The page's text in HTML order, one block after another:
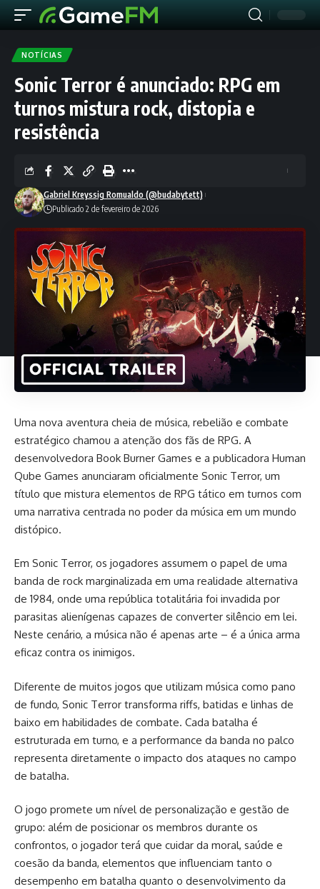
NOTÍCIAS
Sonic Terror é anunciado: RPG em
turnos mistura rock, distopia e
resistência
Gabriel Kreyssig Romualdo (@budabytett)
Publicado 2 de fevereiro de 2026
Uma nova aventura cheia de música, rebelião e combate
estratégico chamou a atenção dos fãs de RPG. A
desenvolvedora Book Burner Games e a publicadora Human
Qube Games anunciaram oficialmente Sonic Terror, um
título que mistura elementos de RPG tático em turnos com
uma narrativa centrada no poder da música em um mundo
distópico.
Em Sonic Terror, os jogadores assumem o papel de uma
banda de rock marginalizada em uma realidade alternativa
de 1984, onde uma república totalitária foi invadida por
parasitas alienígenas capazes de converter silêncio em lei.
Neste cenário, a música não é apenas arte – é a única arma
eficaz contra os inimigos.
Diferente de muitos jogos que utilizam música como pano
de fundo, Sonic Terror transforma riffs, batidas e linhas de
baixo em habilidades de combate. Cada batalha é
estruturada em turno, e a performance da banda no palco
representa diretamente o impacto dos ataques no campo
de batalha.
O jogo promete um nível de personalização e gestão de
grupo: além de posicionar os membros durante os
confrontos, o jogador terá que cuidar da moral, saúde e
coesão da banda, elementos que influenciam tanto o
desempenho em batalha quanto o desenvolvimento da